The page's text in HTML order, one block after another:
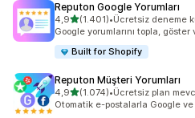
Reputon Google Yorumları
4,95 yıldız üzerinden
(1.401)
toplam 1401 değerlendirme
•Ücretsiz deneme
Google yorumlarını topla,
Built for Shopify
Reputon Müşteri Yorumları
4,95 yıldız üzerinden
(1.074)
toplam 1074 değerlendirme
•Ücretsiz plan
Otomatik e-postalarla Google ve